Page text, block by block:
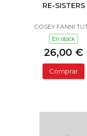
RE-SISTERS
COSEY FANNI
En stock
26,00 €
Comprar